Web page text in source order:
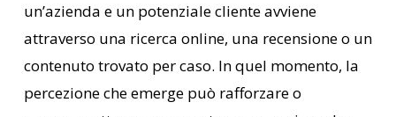
un’azienda e un potenziale cliente avviene
attraverso una ricerca online, una recensione o un
contenuto trovato per caso. In quel momento, la
percezione che emerge può rafforzare o